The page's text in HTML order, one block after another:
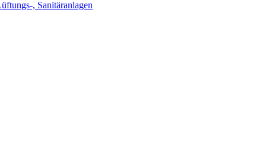
, Sanitäranlagen